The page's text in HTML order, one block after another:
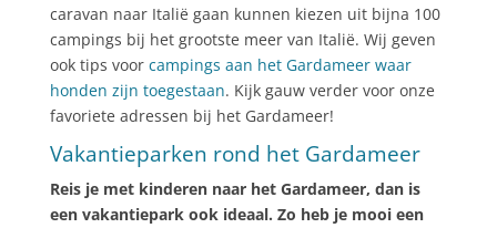
caravan naar Italië gaan kunnen kiezen uit bijna 100
campings bij het grootste meer van Italië. Wij geven
ook tips voor campings aan het Gardameer waar
honden zijn toegestaan. Kijk gauw verder voor onze
favoriete adressen bij het Gardameer!
Vakantieparken rond het Gardameer
Reis je met kinderen naar het Gardameer, dan is
een vakantiepark ook ideaal. Zo heb je mooi een